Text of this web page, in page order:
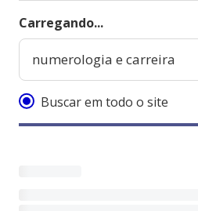
Carregando...
Buscar em todo o site